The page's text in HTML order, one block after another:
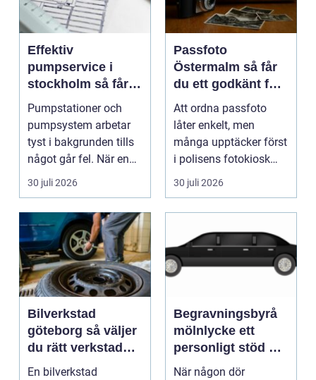
Effektiv
pumpservice i
stockholm så får
du driftsäkra
anläggningar året
runt
Pumpstationer och
pumpsystem arbetar
tyst i bakgrunden tills
något går fel. När en
pump stannar hand...
30 juli 2026
Passfoto
Östermalm så får
du ett godkänt foto
utan stress
Att ordna passfoto
låter enkelt, men
många upptäcker först
i polisens fotokiosk
eller hos fotografen...
30 juli 2026
Bilverkstad
göteborg så väljer
du rätt verkstad
för din bil
En bilverkstad
Begravningsbyrå
mölnlycke ett
personligt stöd när
någon gått bort
När någon dör